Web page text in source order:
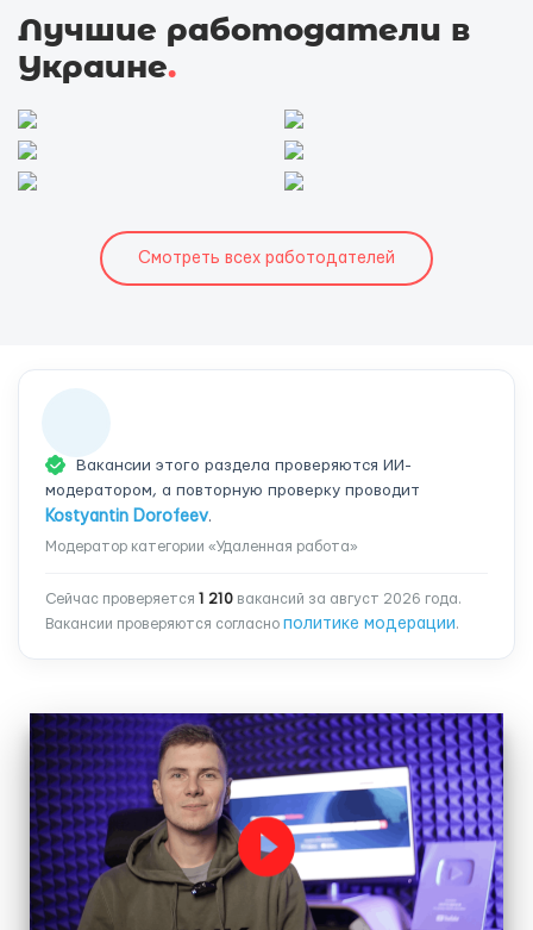
Лучшие работодатели в
Украине.
Смотреть всех работодателей
Вакансии этого раздела проверяются ИИ-
модератором, а повторную проверку проводит
Kostyantin Dorofeev.
Модератор категории «Удаленная работа»
Сейчас проверяется 1 210 вакансий за август 2026 года.
Вакансии проверяются согласно политике модерации.